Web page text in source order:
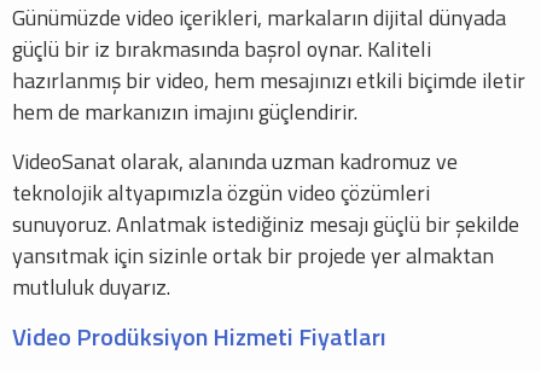
Günümüzde video içerikleri, markaların dijital dünyada
güçlü bir iz bırakmasında başrol oynar. Kaliteli
hazırlanmış bir video, hem mesajınızı etkili biçimde iletir
hem de markanızın imajını güçlendirir.
VideoSanat olarak, alanında uzman kadromuz ve
teknolojik altyapımızla özgün video çözümleri
sunuyoruz. Anlatmak istediğiniz mesajı güçlü bir şekilde
yansıtmak için sizinle ortak bir projede yer almaktan
mutluluk duyarız.
Video Prodüksiyon Hizmeti Fiyatları